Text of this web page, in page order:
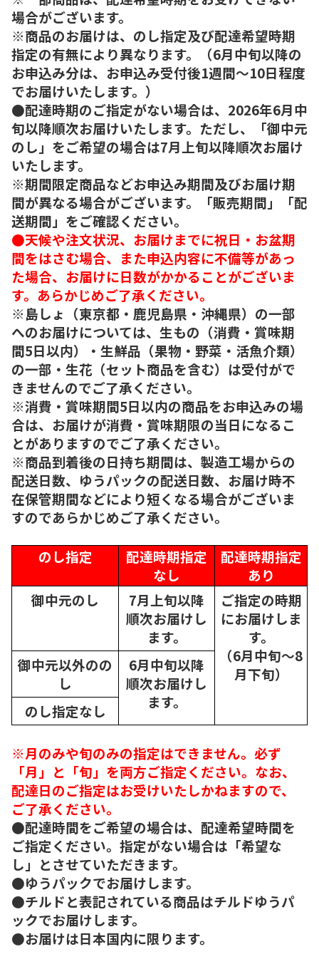
場合がございます。
※商品のお届けは、のし指定及び配達希望時期
指定の有無により異なります。（6月中旬以降の
お申込み分は、お申込み受付後1週間～10日程度
でお届けいたします。）
●配達時期のご指定がない場合は、2026年6月中
旬以降順次お届けいたします。ただし、「御中元
のし」をご希望の場合は7月上旬以降順次お届け
いたします。
※期間限定商品などお申込み期間及びお届け期
間が異なる場合がございます。「販売期間」「配
送期間」をご確認ください。
●天候や注文状況、お届けまでに祝日・お盆期
間をはさむ場合、また申込内容に不備等があっ
た場合、お届けに日数がかかることがございま
す。あらかじめご了承ください。
※島しょ（東京都・鹿児島県・沖縄県）の一部
へのお届けについては、生もの（消費・賞味期
間5日以内）・生鮮品（果物・野菜・活魚介類）
の一部・生花（セット商品を含む）は受付がで
きませんのでご了承ください。
※消費・賞味期間5日以内の商品をお申込みの場
合は、お届けが消費・賞味期限の当日になるこ
とがありますのでご了承ください。
※商品到着後の日持ち期間は、製造工場からの
配送日数、ゆうパックの配送日数、お届け時不
在保管期間などにより短くなる場合がございま
すのであらかじめご了承ください。
のし指定
配達時期指定
なし
配達時期指定
あり
御中元のし
7月上旬以降
順次お届けし
ます。
ご指定の時期
にお届けしま
す。
（6月中旬～8
月下旬）
御中元以外のの
し
6月中旬以降
順次お届けし
ます。
のし指定なし
※月のみや旬のみの指定はできません。必ず
「月」と「旬」を両方ご指定ください。なお、
配達日のご指定はお受けいたしかねますので、
ご了承ください。
●配達時間をご希望の場合は、配達希望時間を
ご指定ください。指定がない場合は「希望な
し」とさせていただきます。
●ゆうパックでお届けします。
●チルドと表記されている商品はチルドゆうパ
ックでお届けします。
●お届けは日本国内に限ります。